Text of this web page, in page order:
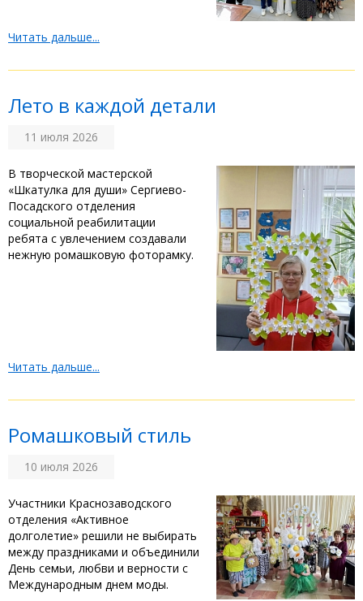
Читать дальше...
Лето в каждой детали
11 июля 2026
‎В творческой мастерской
«Шкатулка для души» Сергиево-
Посадского отделения
социальной реабилитации
ребята с увлечением создавали
нежную ромашковую фоторамку. ‎
Читать дальше...
Ромашковый стиль
10 июля 2026
‎Участники Краснозаводского
отделения «Активное
долголетие» решили не выбирать
между праздниками и объединили
День семьи, любви и верности с
Международным днем моды.